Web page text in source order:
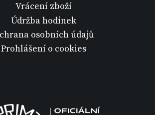
Vrácení zboží
Údržba hodinek
osobních údajů
Prohlášení o cookies